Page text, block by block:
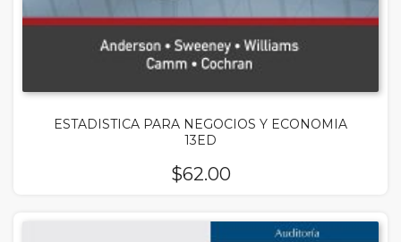
ESTADISTICA PARA NEGOCIOS Y ECONOMIA
13ED
$62.00